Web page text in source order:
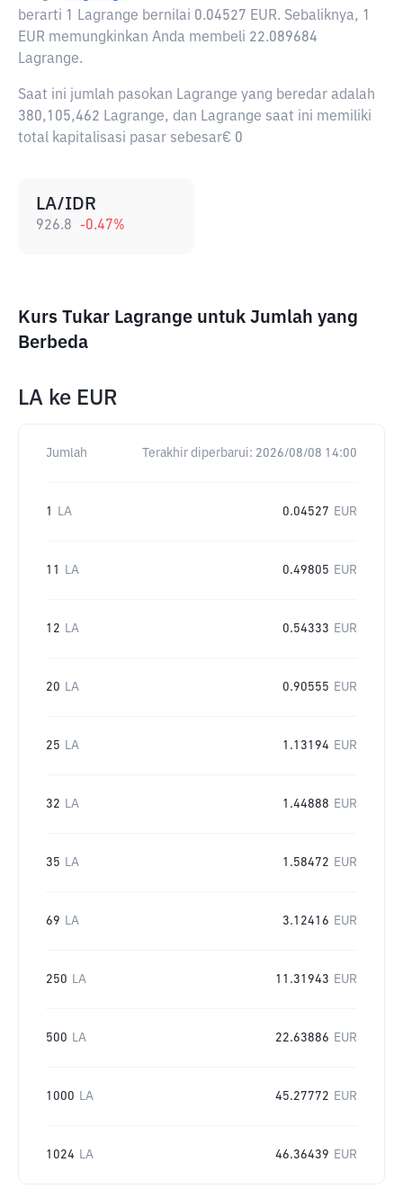
berarti 1 Lagrange bernilai 0.04527 EUR. Sebaliknya, 1
EUR memungkinkan Anda membeli 22.089684
Lagrange.
Saat ini jumlah pasokan Lagrange yang beredar adalah
380,105,462 Lagrange, dan Lagrange saat ini memiliki
total kapitalisasi pasar sebesar€ 0
LA/IDR
926.8 -0.47%
Kurs Tukar Lagrange untuk Jumlah yang
Berbeda
LA ke EUR
Jumlah Terakhir diperbarui: 2026/08/08 14:00
1 LA 0.04527 EUR
11 LA 0.49805 EUR
12 LA 0.54333 EUR
20 LA 0.90555 EUR
25 LA 1.13194 EUR
32 LA 1.44888 EUR
35 LA 1.58472 EUR
69 LA 3.12416 EUR
250 LA 11.31943 EUR
500 LA 22.63886 EUR
1000 LA 45.27772 EUR
1024 LA 46.36439 EUR